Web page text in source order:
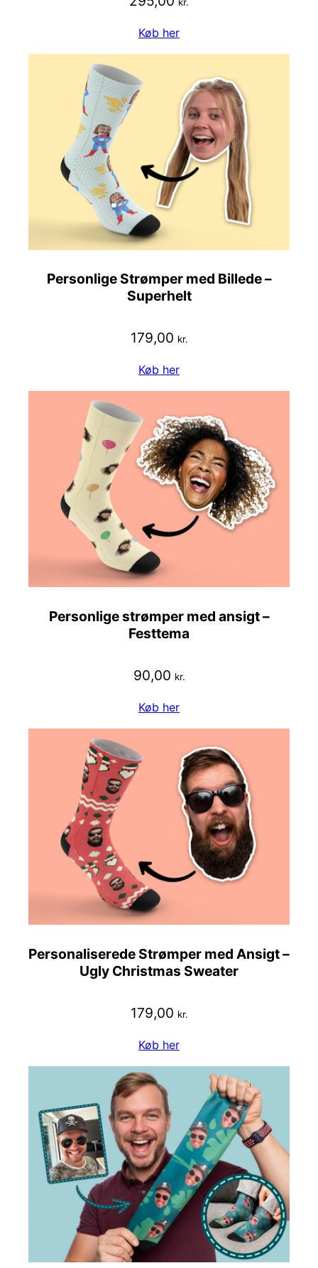
Køb her
Personlige Strømper med Billede –
Superhelt
179,00 kr.
Køb her
Personlige strømper med ansigt –
Festtema
90,00 kr.
Køb her
Personaliserede Strømper med Ansigt –
Ugly Christmas Sweater
179,00 kr.
Køb her